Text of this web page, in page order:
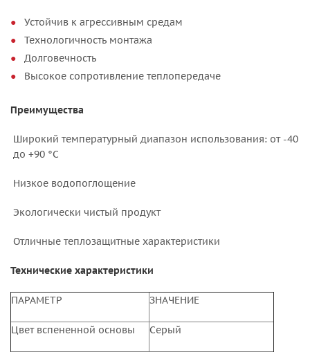
Устойчив к агрессивным средам
Технологичность монтажа
Долговечность
Высокое сопротивление теплопередаче
Преимущества
Широкий температурный диапазон использования: от -40
до +90 °С
Низкое водопоглощение
Экологически чистый продукт
Отличные теплозащитные характеристики
Технические характеристики
ПАРАМЕТР ЗНАЧЕНИЕ
Цвет вспененной основы Серый